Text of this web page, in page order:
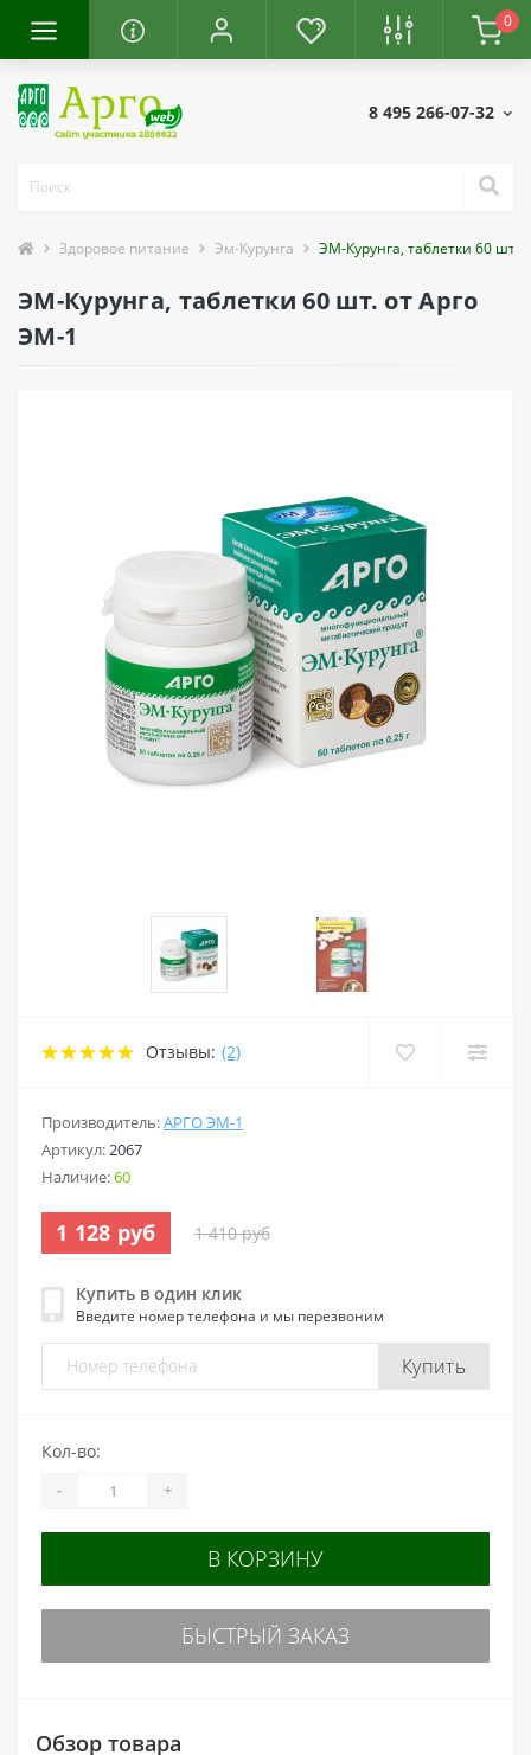
0
8 495 266-07-32
Здоровое питание Эм-Курунга ЭМ-Курунга, таблетки 60 шт.
ЭМ-Курунга, таблетки 60 шт. от Арго
ЭМ-1
Отзывы: (2)
Производитель:АРГО ЭМ-1
Артикул:2067
Наличие:60
1 128 руб 1 410 руб
Купить в один клик
Введите номер телефона и мы перезвоним
Купить
Кол-во:
- +
В КОРЗИНУ
БЫСТРЫЙ ЗАКАЗ
Обзор товара